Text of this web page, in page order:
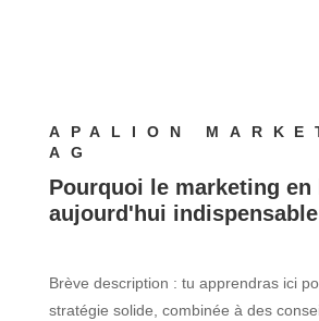
APALION
AG
Pourquoi le marketing en
aujourd'hui indispensable
Brève description : tu apprendras ici
stratégie solide, combinée à des